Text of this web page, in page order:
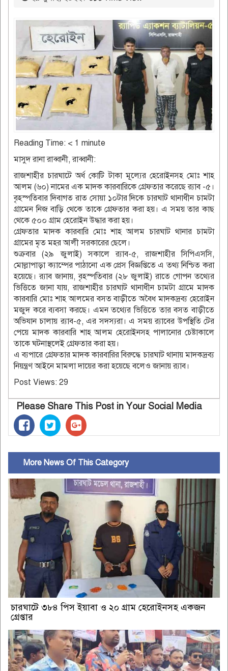
Reading Time: < 1 minute
মাসুদ রানা রাব্বানী, রাব্বানী:
রাজশাহীর চারঘাটে অর্ধ কোটি টাকা মূল্যের হেরোইনসহ মোঃ শাহ
আলম (৬০) নামের এক মাদক কারবারিকে গ্রেফতার করেছে র‌্যাব -৫।
বৃহস্পতিবার দিবাগত রাত সোয়া ১০টার দিকে চারঘাট থানাধীন চামটা
গ্রামেন নিজ বাড়ি থেকে তাকে গ্রেফতার করা হয়। এ সময় তার কাছ
থেকে ৫০০ গ্রাম হেরোইন উদ্ধার করা হয়।
গ্রেফতার মাদক কারবারি মোঃ শাহ আলম চারঘাট থানার চামটা
গ্রামের মৃত মহর আলী সরকারের ছেলে।
শুক্রবার (২৯ জুলাই) সকালে র‌্যাব-৫, রাজশাহীর সিপিএসসি,
মোল্লাপাড়া ক্যাম্পের পাঠানো এক প্রেস বিজ্ঞপ্তিতে এ তথ্য নিশ্চিত করা
হয়েছে। র‌্যাব জানায়, বৃহস্পতিবার (২৮ জুলাই) রাতে গোপন তথ্যের
ভিত্তিতে জানা যায়, রাজশাহীর চারঘাট থানাধীন চামটা গ্রামে মাদক
কারবারি মোঃ শাহ আলমের বসত বাড়ীতে অবৈধ মাদকদ্রব্য হেরোইন
মজুদ করে ব্যবসা করছে। এমন তথ্যের ভিত্তিতে তার বসত বাড়ীতে
অভিযান চালায় র‌্যাব-৫, এর সদস্যরা। এ সময় র‌্যাবের উপস্থিতি টের
পেয়ে মাদক কারবারি শাহ আলম হেরোইনসহ পালানোর চেষ্টাকালে
তাকে ঘটনাস্থলেই গ্রেফতার করা হয়।
এ ব্যপারে গ্রেফতার মাদক কারবারির বিরুদ্ধে চারঘাট থানায় মাদকদ্রব্য
নিয়ন্ত্রণ আইনে মামলা দায়ের করা হয়েছে বলেও জানায় র‌্যাব।
Post Views: 29
Please Share This Post in Your Social Media
More News Of This Category
চারঘাটে ৩৮৪ পিস ইয়াবা ও ২০ গ্রাম হেরোইনসহ একজন
গ্রেপ্তার